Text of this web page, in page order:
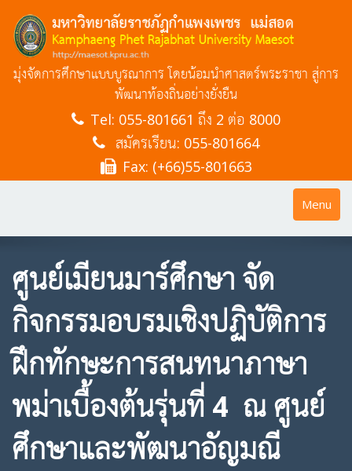
มุ่งจัดการศึกษาแบบบูรณาการ โดยน้อมนำศาสตร์พระราชา สู่การ
พัฒนาท้องถิ่นอย่างยั่งยืน
Tel: 055-801661 ถึง 2 ต่อ 8000
สมัครเรียน: 055-801664
Fax: (+66)55-801663
Toggle
Menu
ศูนย์เมียนมาร์ศึกษา จัด
กิจกรรมอบรมเชิงปฏิบัติการ
ฝึกทักษะการสนทนาภาษา
พม่าเบื้องต้นรุ่นที่ 4 ณ ศูนย์
ศึกษาและพัฒนาอัญมณี